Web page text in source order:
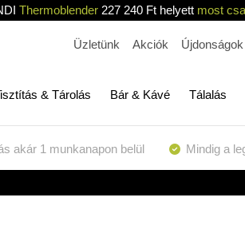
Thermoblender227 240 Ft helyett most
Üzletünk Akciók Újdonságok
& Tárolás Bár & Kávé Tálalás
akár 1 munkanapon belül Mindig a